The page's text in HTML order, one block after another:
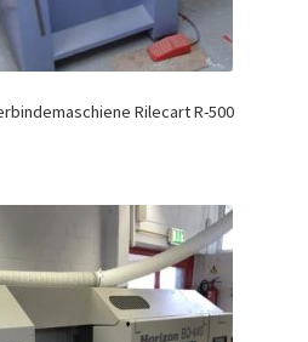
Rilecart R-500